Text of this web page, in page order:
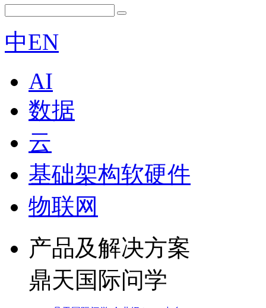
中EN
AI
数据
云
基础架构软硬件
物联网
产品及解决方案
鼎天国际问学